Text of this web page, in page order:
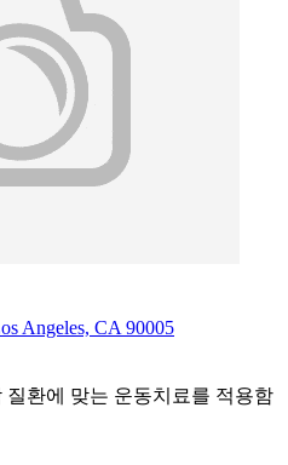
Angeles, CA 90005
환에 맞는 운동치료를 적용함